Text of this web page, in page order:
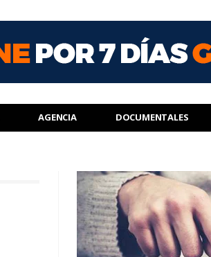
AGENCIA DOCUMENTALES